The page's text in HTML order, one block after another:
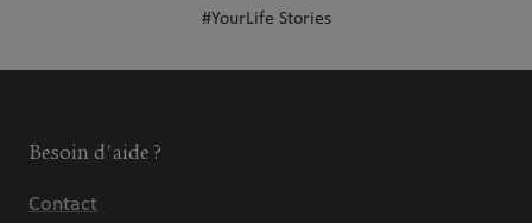
#YourLife Stories
Besoin d'aide ?
Contact